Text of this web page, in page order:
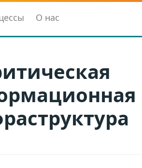
О нас